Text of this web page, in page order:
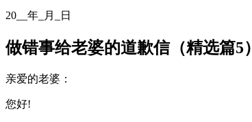
20__年_月_日
做错事给老婆的道歉信（精选篇5）
亲爱的老婆：
您好!